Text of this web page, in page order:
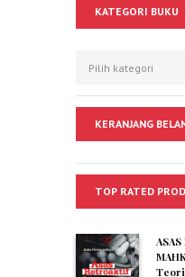
KATEGORI BUKU
KERANJANG
TOP RATED